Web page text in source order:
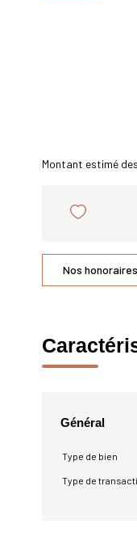
Montant estimé
Nos honoraires
Général
Type de bien
Type de